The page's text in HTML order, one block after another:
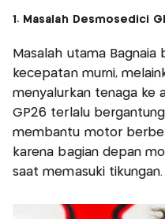
1. Masalah Desmosedici
Masalah utama
kecepatan murni,
menyalurkan tenaga ke
GP26 terlalu
membantu motor
karena bagian depan
saat memasuki tikungan.